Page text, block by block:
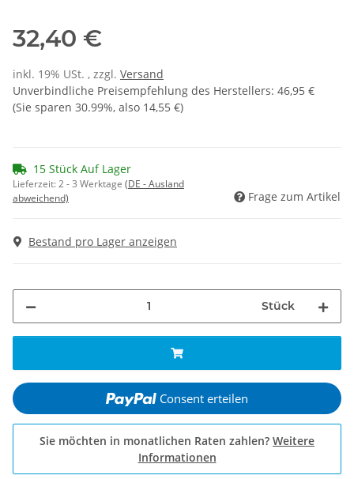
32,40 €
inkl. 19% USt. , zzgl. Versand
Unverbindliche Preisempfehlung des Herstellers: 46,95 €
(Sie sparen 30.99%, also 14,55 €)
15 Stück Auf Lager
Lieferzeit:2 - 3 Werktage (DE - Ausland
abweichend)
Frage zum Artikel
Bestand pro Lager anzeigen
Stück
Consent erteilen
Sie möchten in monatlichen Raten zahlen? Weitere
Informationen